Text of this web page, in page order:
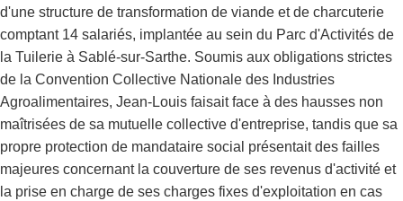
d'une structure de transformation de viande et de charcuterie
comptant 14 salariés, implantée au sein du Parc d'Activités de
la Tuilerie à Sablé-sur-Sarthe. Soumis aux obligations strictes
de la Convention Collective Nationale des Industries
Agroalimentaires, Jean-Louis faisait face à des hausses non
maîtrisées de sa mutuelle collective d'entreprise, tandis que sa
propre protection de mandataire social présentait des failles
majeures concernant la couverture de ses revenus d'activité et
la prise en charge de ses charges fixes d'exploitation en cas